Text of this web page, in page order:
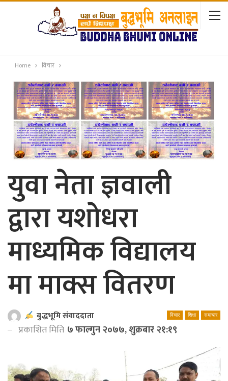
Home विचार
युवा नेता ज्ञवाली
द्वारा यशाेधरा
माध्यमिक विद्यालय
मा माक्स वितरण
विचार शिक्षा समाचार
बुद्धभूमि संवाददाता
प्रकाशित मिति ७ फाल्गुन २०७७, शुक्रबार २१:१९